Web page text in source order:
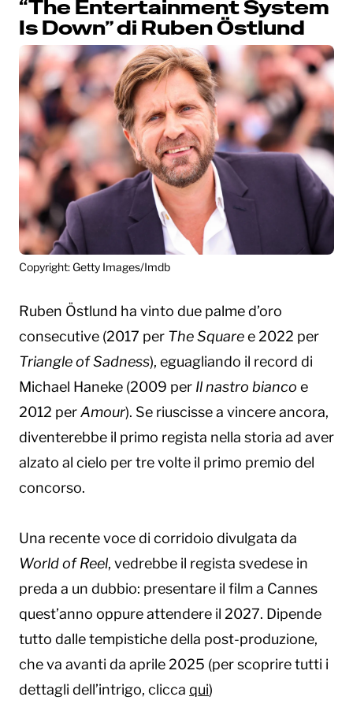
“The Entertainment System
Is Down” di Ruben Östlund
Copyright: Getty Images/Imdb
Ruben Östlund ha vinto due palme d’oro
consecutive (2017 per The Squaree 2022 per
Triangle of Sadness), eguagliando il record di
Michael Haneke (2009 per Il nastro bianco e
2012 perAmour). Se riuscisse a vincere ancora,
diventerebbe il primo regista nella storia ad aver
alzato al cielo per tre volte il primo premio del
concorso.
Una recente voce di corridoio divulgata da
World of Reel, vedrebbe il regista svedese in
preda a un dubbio: presentare il film a Cannes
quest’anno oppure attendere il 2027. Dipende
tutto dalle tempistiche della post-produzione,
che va avanti da aprile 2025 (per scoprire tutti i
dettagli dell’intrigo, clicca qui)